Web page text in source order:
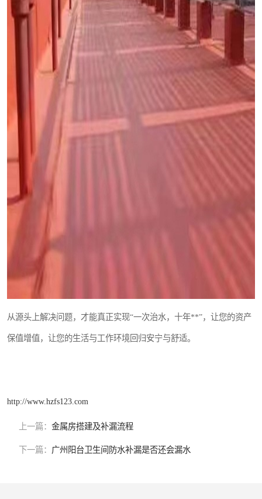
从源头上解决问题，才能真正实现“一次治水，十年**”，让您的资产
保值增值，让您的生活与工作环境回归安宁与舒适。
http://www.hzfs123.com
上一篇： 金属房搭建及补漏流程
下一篇： 广州阳台卫生间防水补漏是否还会漏水